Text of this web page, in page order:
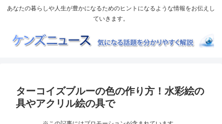
あなたの暮らしや人生が豊かになるためのヒントになるような情報をお伝えし
ていきます。
ターコイズブルーの色の作り方！水彩絵の
具やアクリル絵の具で